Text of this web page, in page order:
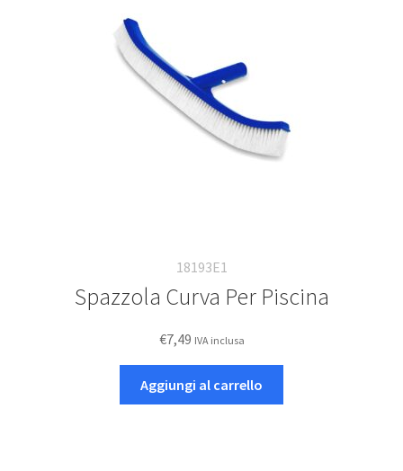
18193E1
Spazzola Curva Per Piscina
€7,49 IVA inclusa
Aggiungi al carrello